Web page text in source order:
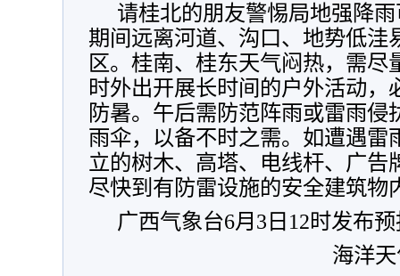
请桂北的朋友警惕局地强降
期间远离河道、沟口、地势低洼
区。桂南、桂东天气闷热，需尽
时外出开展长时间的户外活动，
防暑。午后需防范阵雨或雷雨侵
雨伞，以备不时之需。如遭遇雷
立的树木、高塔、电线杆、广告
尽快到有防雷设施的安全建筑物
广西气象台6月3日12时发布
海洋天